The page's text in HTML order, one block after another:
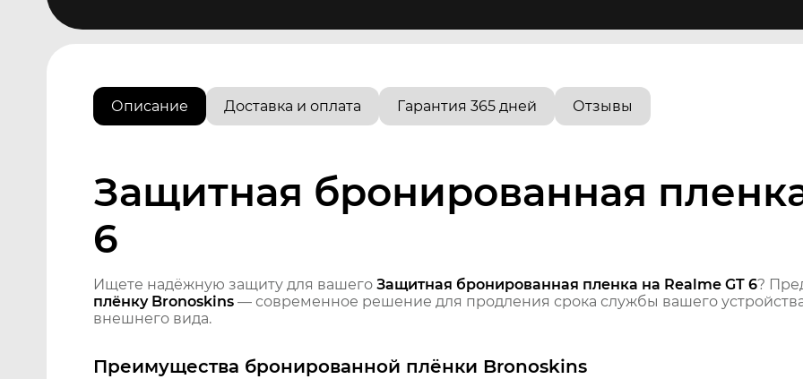
Описание Доставка и оплата Гарантия 365 дней Отзывы
Защитная бронированная
6
Ищете надёжную защиту для вашего Защитная бронированная пленка на Realme GT 6?
плёнку Bronoskins — современное решение для продления срока службы вашего
внешнего вида.
Преимущества бронированной плёнки Bronoskins